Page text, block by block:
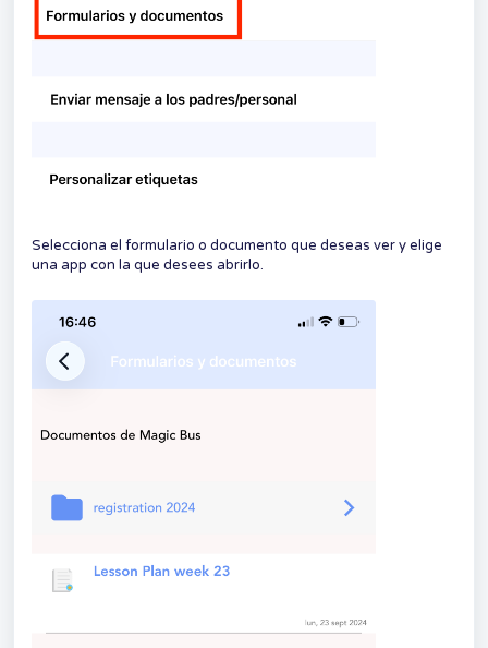
Selecciona el formulario o documento que deseas ver y elige
una app con la que desees abrirlo.